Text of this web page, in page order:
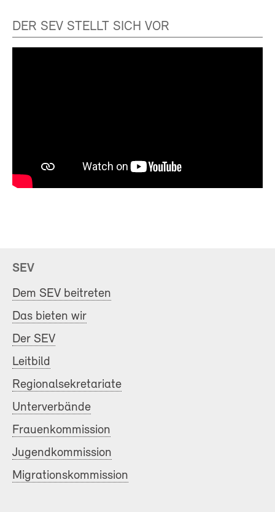
DER SEV STELLT SICH VOR
SEV
Dem SEV beitreten
Das bieten wir
Der SEV
Leitbild
Regionalsekretariate
Unterverbände
Frauenkommission
Jugendkommission
Migrationskommission